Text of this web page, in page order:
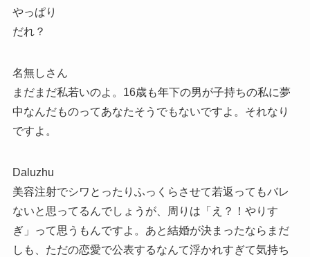
やっぱり
だれ？
名無しさん
まだまだ私若いのよ。16歳も年下の男が子持ちの私に夢
中なんだものってあなたそうでもないですよ。それなり
ですよ。
Daluzhu
美容注射でシワとったりふっくらさせて若返ってもバレ
ないと思ってるんでしょうが、周りは「え？！やりす
ぎ」って思うもんですよ。あと結婚が決まったならまだ
しも、ただの恋愛で公表するなんて浮かれすぎて気持ち